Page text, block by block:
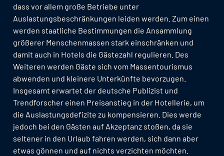
dass vor allem große Betriebe unter
Auslastungsbeschränkungen leiden werden. Zum einen
werden staatliche Bestimmungen die Ansammlung
größerer Menschenmassen stark einschränken und
damit auch in Hotels die Gästezahl regulieren. Des
Weiteren werden Gäste sich vom Massentourismus
abwenden und kleinere Unterkünfte bevorzugen.
Insgesamt erwartet der deutsche Publizist und
Trendforscher einen Preisanstieg in der Hotellerie, um
die Auslastungsdefizite zu kompensieren. Dies werde
jedoch bei den Gästen auf Akzeptanz stoßen, da sie
seltener in den Urlaub fahren werden, sich dann aber
etwas gönnen und auf nichts verzichten möchten.